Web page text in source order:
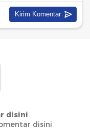
disini
disini